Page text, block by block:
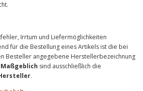
Irrtum und Liefermöglichkeiten
für die Bestellung eines Artikels ist die bei
Besteller angegebene Herstellerbezeichnung
Maßgeblich sind ausschließlich die
.